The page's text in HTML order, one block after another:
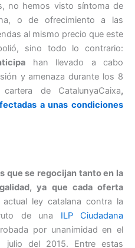
no hemos visto síntoma de
o de ofrecimiento a las
al mismo precio que este
sino todo lo contrario:
han llevado a cabo
y amenaza durante los 8
de CatalunyaCaixa,
a unas condiciones
que se regocijan tanto en la
ya que cada oferta
actual ley catalana contra la
de una ILP Ciudadana
por unanimidad en el
julio del 2015. Entre estas